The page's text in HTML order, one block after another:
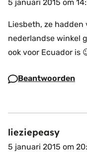
5 januari 2015 om
Liesbeth, ze
nederlandse winkel
ook voor Ecuador is
Beantwoorden
lieziepeasy
5 januari 2015 om